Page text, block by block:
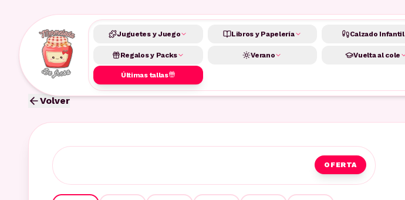
Juguetes y Juego Libros y Papelería Calzado Infantil
Regalos y Packs Verano Vuelta al cole
Últimas tallas
Volver
OFERTA